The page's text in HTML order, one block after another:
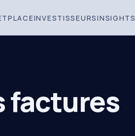
INVESTISSEURSINSIGHTS
factures